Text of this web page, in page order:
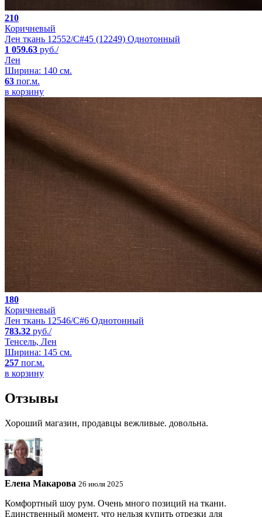
210
Коричневый
Лен ткань 12552/C#45 (12249) Однотонный
1 059.63 руб./
Лен
Ширина: 140 см.
63 пог.м.
в корзину
180
Коричневый
Лен ткань 12546/C#6 Однотонный
783.32 руб./
Тенсель, Лен
Ширина: 145 см.
257 пог.м.
в корзину
Отзывы
Хороший магазин, продавцы вежливые. довольна.
Елена Макарова 26 июля 2025
Комфортный шоу рум. Очень много позиций на ткани.
Единственный момент, что нельзя купить отрезки для